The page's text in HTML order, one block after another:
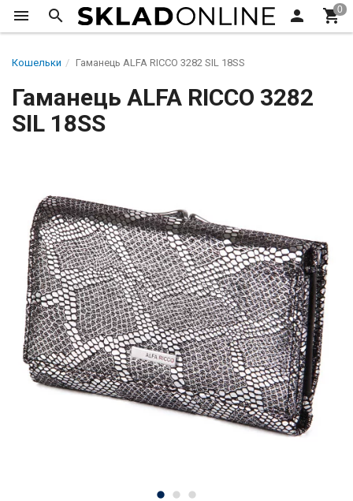
Кошельки Гаманець ALFA RICCO 3282 SIL 18SS
Гаманець ALFA RICCO 3282
SIL 18SS